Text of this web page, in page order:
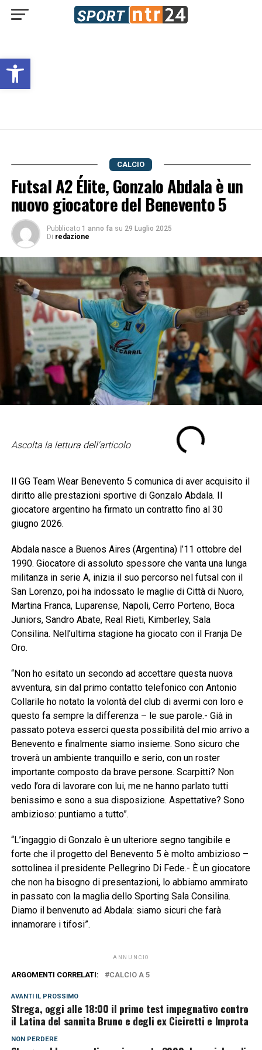
Open toolbar
CALCIO
Futsal A2 Élite, Gonzalo Abdala è un
nuovo giocatore del Benevento 5
Pubblicato 1 anno fa su 29 Luglio 2025
Di redazione
Ascolta la lettura dell'articolo
Il GG Team Wear Benevento 5 comunica di aver acquisito il
diritto alle prestazioni sportive di Gonzalo Abdala. Il
giocatore argentino ha firmato un contratto fino al 30
giugno 2026.
Abdala nasce a Buenos Aires (Argentina) l’11 ottobre del
1990. Giocatore di assoluto spessore che vanta una lunga
militanza in serie A, inizia il suo percorso nel futsal con il
San Lorenzo, poi ha indossato le maglie di Città di Nuoro,
Martina Franca, Luparense, Napoli, Cerro Porteno, Boca
Juniors, Sandro Abate, Real Rieti, Kimberley, Sala
Consilina. Nell’ultima stagione ha giocato con il Franja De
Oro.
“Non ho esitato un secondo ad accettare questa nuova
avventura, sin dal primo contatto telefonico con Antonio
Collarile ho notato la volontà del club di avermi con loro e
questo fa sempre la differenza – le sue parole.- Già in
passato poteva esserci questa possibilità del mio arrivo a
Benevento e finalmente siamo insieme. Sono sicuro che
troverà un ambiente tranquillo e serio, con un roster
importante composto da brave persone. Scarpitti? Non
vedo l’ora di lavorare con lui, me ne hanno parlato tutti
benissimo e sono a sua disposizione. Aspettative? Sono
ambizioso: puntiamo a tutto”.
“L’ingaggio di Gonzalo è un ulteriore segno tangibile e
forte che il progetto del Benevento 5 è molto ambizioso –
sottolinea il presidente Pellegrino Di Fede.- È un giocatore
che non ha bisogno di presentazioni, lo abbiamo ammirato
in passato con la maglia dello Sporting Sala Consilina.
Diamo il benvenuto ad Abdala: siamo sicuri che farà
innamorare i tifosi”.
ANNUNCIO
ARGOMENTI CORRELATI: CALCIO A 5
AVANTI IL ​​PROSSIMO
Strega, oggi alle 18:00 il primo test impegnativo contro
il Latina del sannita Bruno e degli ex Ciciretti e Improta
NON PERDERE